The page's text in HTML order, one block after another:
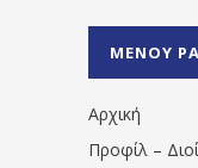
ΜΕΝΟΥ
Αρχική
Προφίλ –